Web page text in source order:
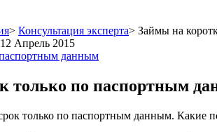
> Консультация эксперта> Займы на
Апрель 2015
только по паспортным
только по паспортным данным.